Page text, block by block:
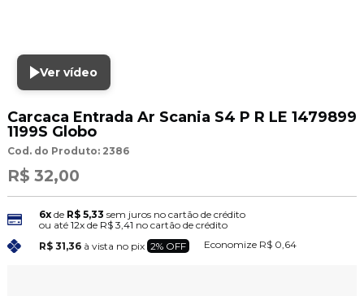
Ver vídeo
Carcaca Entrada Ar Scania S4 P R LE 1479899
1199S Globo
Cod. do Produto: 2386
R$ 32,00
6xde R$ 5,33 sem juros no cartão de crédito
ou até 12xde R$ 3,41 no cartão de crédito
R$ 31,36 à vista no pix 2% OFF Economize R$ 0,64